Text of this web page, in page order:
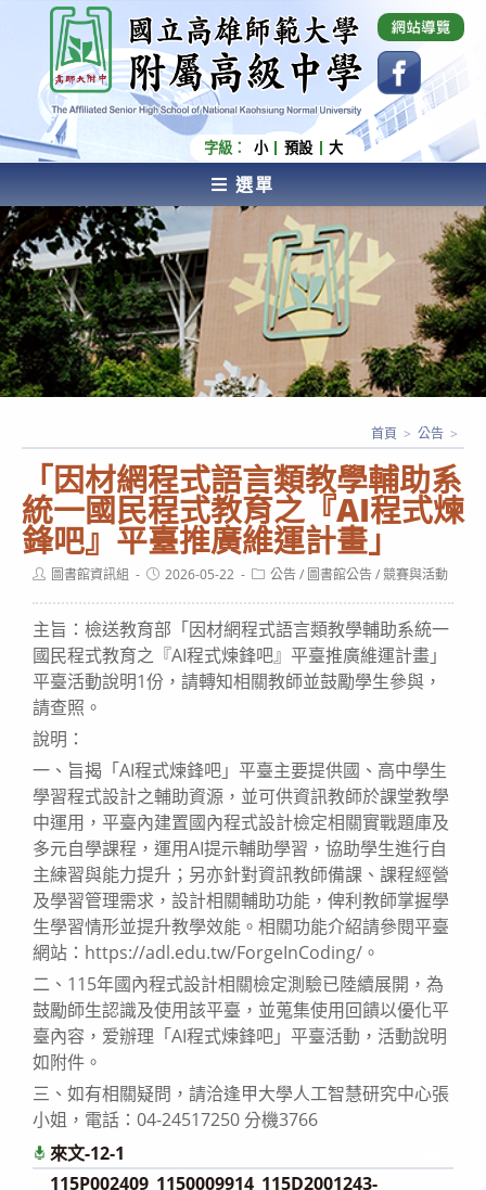
內
容
國立高雄師範大學附屬高級中學 Affiliated Senior
High School of National Kaohsiung Normal
University
字級： 小 預設 大
選單
AFFILIATED SENIOR HIGH SCHOOL OF NATIONAL
KAOHSIUNG NORMAL UNIVERSITY
「因材網程式語言類教學輔助系
統一國民程式教育之『AI程式煉
鋒吧』平臺推廣維運計畫」
首頁 > 公告 >
Post圖書館資訊組
Post2026-05-22
Post公告/ 圖書館公告/競賽與活動
主旨：檢送教育部「因材網程式語言類教學輔助系統一
國民程式教育之『AI程式煉鋒吧』平臺推廣維運計畫」
平臺活動說明1份，請轉知相關教師並鼓勵學生參與，
請查照。
說明：
一、旨揭「AI程式煉鋒吧」平臺主要提供國、高中學生
學習程式設計之輔助資源，並可供資訊教師於課堂教學
中運用，平臺內建置國內程式設計檢定相關實戰題庫及
多元自學課程，運用AI提示輔助學習，協助學生進行自
主練習與能力提升；另亦針對資訊教師備課、課程經營
及學習管理需求，設計相關輔助功能，俾利教師掌握學
生學習情形並提升教學效能。相關功能介紹請參閱平臺
網站：https://adl.edu.tw/ForgeInCoding/。
二、115年國內程式設計相關檢定測驗已陸續展開，為
鼓勵師生認識及使用該平臺，並蒐集使用回饋以優化平
臺內容，爱辦理「AI程式煉鋒吧」平臺活動，活動說明
如附件。
三、如有相關疑問，請洽逢甲大學人工智慧研究中心張
小姐，電話：04-24517250 分機3766
來文-12-1
115P002409_1150009914_115D2001243-